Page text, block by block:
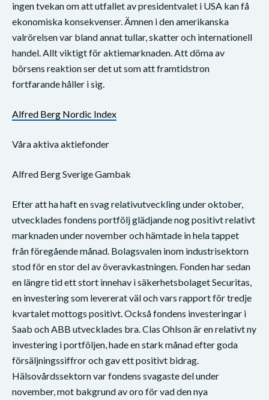
ingen tvekan om att utfallet av presidentvalet i USA kan få
ekonomiska konsekvenser. Ämnen i den amerikanska
valrörelsen var bland annat tullar, skatter och internationell
handel. Allt viktigt för aktiemarknaden. Att döma av
börsens reaktion ser det ut som att framtidstron
fortfarande håller i sig.
Alfred Berg Nordic Index
Våra aktiva aktiefonder
Alfred Berg Sverige Gambak
Efter att ha haft en svag relativutveckling under oktober,
utvecklades fondens portfölj glädjande nog positivt relativt
marknaden under november och hämtade in hela tappet
från föregående månad. Bolagsvalen inom industrisektorn
stod för en stor del av överavkastningen. Fonden har sedan
en längre tid ett stort innehav i säkerhetsbolaget Securitas,
en investering som levererat väl och vars rapport för tredje
kvartalet mottogs positivt. Också fondens investeringar i
Saab och ABB utvecklades bra. Clas Ohlson är en relativt ny
investering i portföljen, hade en stark månad efter goda
försäljningssiffror och gav ett positivt bidrag.
Hälsovårdssektorn var fondens svagaste del under
november, mot bakgrund av oro för vad den nya